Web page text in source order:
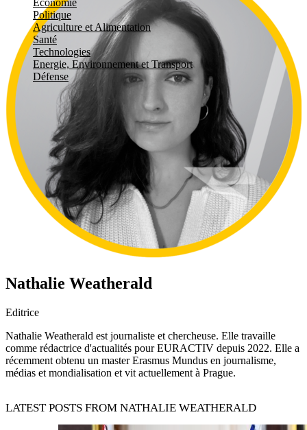
Politique
Agriculture et Alimentation
Santé
Technologies
Energie, Environnement et Transport
Défense
Nathalie Weatherald
Editrice
Nathalie Weatherald est journaliste et chercheuse. Elle travaille
comme rédactrice d'actualités pour EURACTIV depuis 2022. Elle a
récemment obtenu un master Erasmus Mundus en journalisme,
médias et mondialisation et vit actuellement à Prague.
LATEST POSTS FROM NATHALIE WEATHERALD